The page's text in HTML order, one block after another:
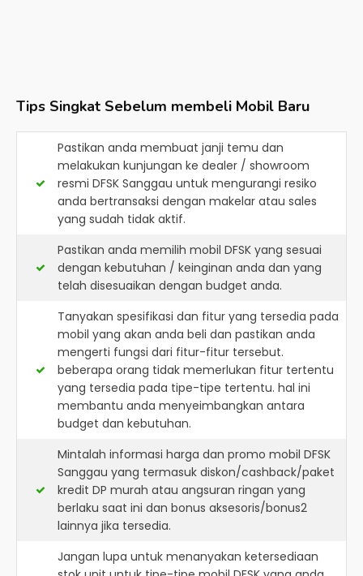
Tips Singkat Sebelum membeli Mobil Baru
Pastikan anda membuat janji temu dan
melakukan kunjungan ke dealer / showroom
resmi DFSK Sanggau untuk mengurangi resiko
anda bertransaksi dengan makelar atau sales
yang sudah tidak aktif.
Pastikan anda memilih mobil DFSK yang sesuai
dengan kebutuhan / keinginan anda dan yang
telah disesuaikan dengan budget anda.
Tanyakan spesifikasi dan fitur yang tersedia pada
mobil yang akan anda beli dan pastikan anda
mengerti fungsi dari fitur-fitur tersebut.
beberapa orang tidak memerlukan fitur tertentu
yang tersedia pada tipe-tipe tertentu. hal ini
membantu anda menyeimbangkan antara
budget dan kebutuhan.
Mintalah informasi harga dan promo mobil DFSK
Sanggau yang termasuk diskon/cashback/paket
kredit DP murah atau angsuran ringan yang
berlaku saat ini dan bonus aksesoris/bonus2
lainnya jika tersedia.
Jangan lupa untuk menanyakan ketersediaan